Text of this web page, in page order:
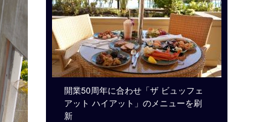
テム導
開業50周年に合わせ「ザ ビュッフェ
アット ハイアット」のメニューを刷
新